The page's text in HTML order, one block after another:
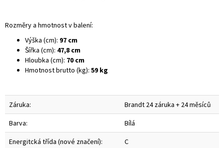
Rozměry a hmotnost v balení:
Výška (cm): 97 cm
Šířka (cm): 47,8 cm
Hloubka (cm): 70 cm
Hmotnost brutto (kg): 59 kg
Záruka: Brandt 24 záruka + 24 měsíců
Barva: Bílá
Energitcká třída (nové značení): C